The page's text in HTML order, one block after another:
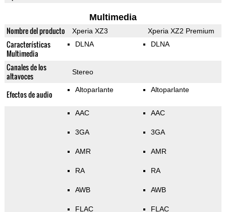
Multimedia
Nombre del producto Xperia XZ3 Xperia XZ2 Premium
Características
Multimedia
DLNA DLNA
Canales de los
altavoces
Stereo
Efectos de audio Altoparlante Altoparlante
AAC
3GA
AMR
RA
AWB
FLAC
AAC
3GA
AMR
RA
AWB
FLAC